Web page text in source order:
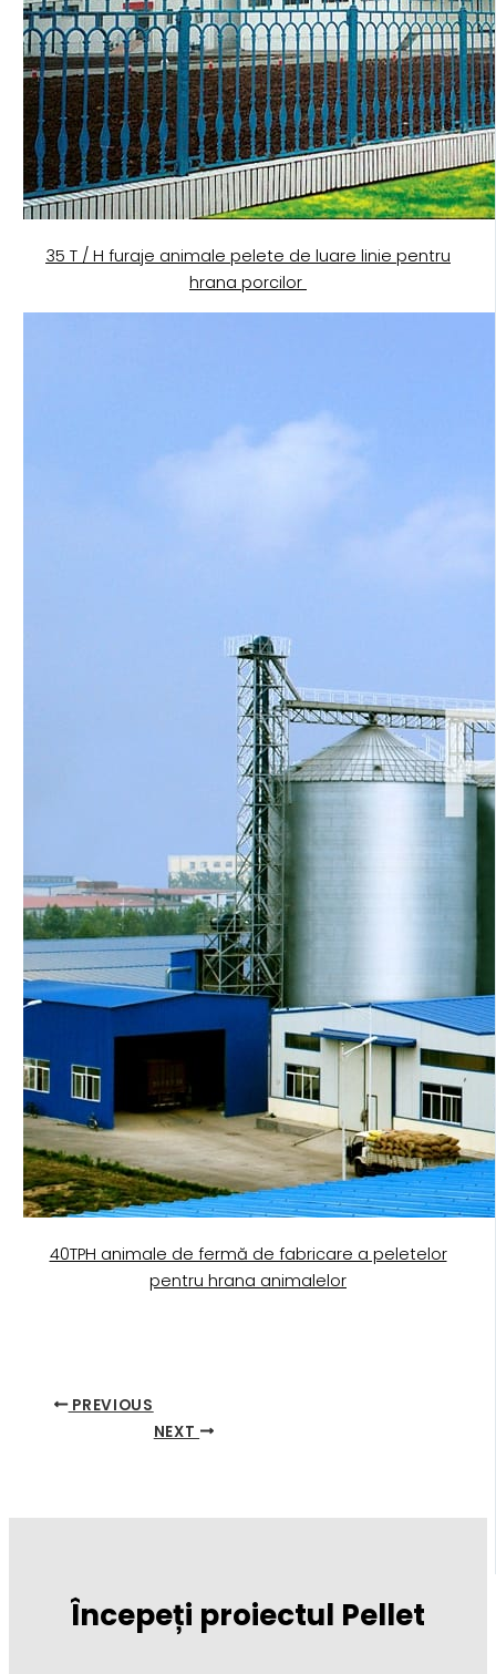
35 T / H furaje animale pelete de luare linie pentru
hrana porcilor
40TPH animale de fermă de fabricare a peletelor
pentru hrana animalelor
PREVIOUS
NEXT
Începeți proiectul Pellet